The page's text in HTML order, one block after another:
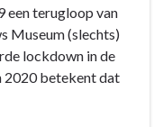
een terugloop van
Museum (slechts)
lockdown in de
2020 betekent dat